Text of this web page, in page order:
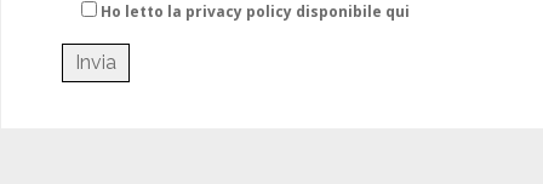
Ho letto la privacy policy disponibile qui